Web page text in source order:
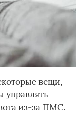
вещи,
управлять
из-за ПМС.